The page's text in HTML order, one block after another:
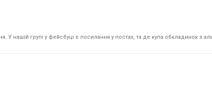
нашій групі у фейсбуці є посилання у постах, та де купа обкладинок з